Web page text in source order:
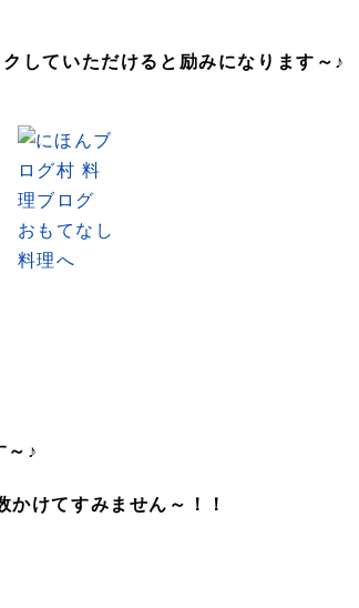
していただけると励みになります～♪
～♪
けてすみません～！！